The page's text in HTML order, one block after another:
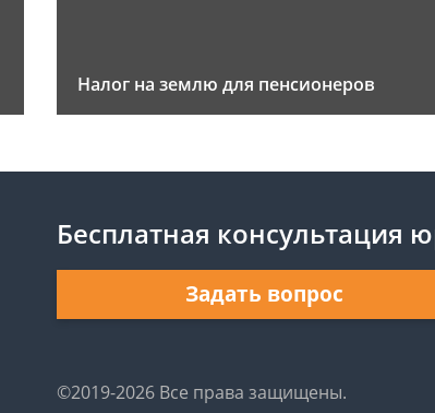
Налог на землю для пенсионеров
Бесплатная консультация
Задать вопрос
©2019-2026 Все права защищены.